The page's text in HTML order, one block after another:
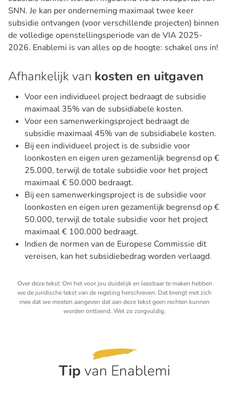
SNN. Je kan per onderneming maximaal twee keer
subsidie ontvangen (voor verschillende projecten) binnen
de volledige openstellingsperiode van de VIA 2025-
2026. Enablemi is van alles op de hoogte: schakel ons in!
Afhankelijk van kosten en uitgaven
Voor een individueel project bedraagt de subsidie
maximaal 35% van de subsidiabele kosten.
Voor een samenwerkingsproject bedraagt de
subsidie maximaal 45% van de subsidiabele kosten.
Bij een individueel project is de subsidie voor
loonkosten en eigen uren gezamenlijk begrensd op €
25.000, terwijl de totale subsidie voor het project
maximaal € 50.000 bedraagt.
Bij een samenwerkingsproject is de subsidie voor
loonkosten en eigen uren gezamenlijk begrensd op €
50.000, terwijl de totale subsidie voor het project
maximaal € 100.000 bedraagt.
Indien de normen van de Europese Commissie dit
vereisen, kan het subsidiebedrag worden verlaagd.
Over deze tekst: Om het voor jou duidelijk en leesbaar te maken hebben
we de juridische tekst van de regeling herschreven. Dat brengt met zich
mee dat we moeten aangeven dat aan deze tekst geen rechten kunnen
worden ontleend. Wel zo zorgvuldig.
Tip van Enablemi